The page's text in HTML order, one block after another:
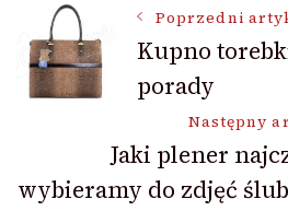
Nawigacja
wpisu
Poprzedni
Kupno
porady
Następny
Jaki plener
wybieramy do zdjęć